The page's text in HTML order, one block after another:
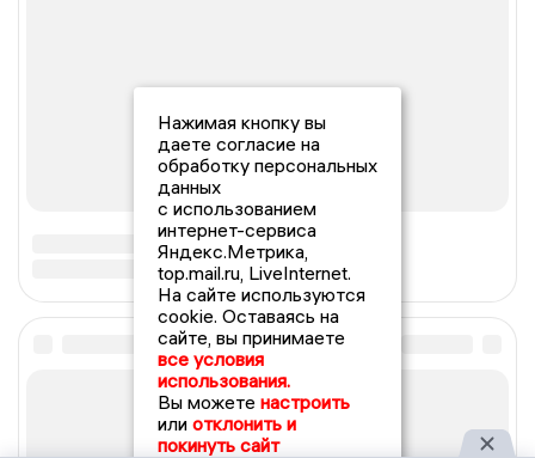
Нажимая кнопку вы
даете согласие на
обработку персональных
данных
с использованием
интернет-сервиса
Яндекс.Метрика,
top.mail.ru, LiveInternet.
На сайте используются
cookie. Оставаясь на
сайте, вы принимаете
все условия
использования.
Вы можете настроить
или отклонить и
покинуть сайт